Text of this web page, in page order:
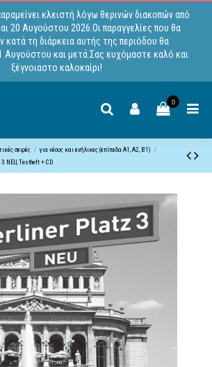
κλειστή λόγω θερινών διακοπών από
20 Αυγούστου 2026.Οι παραγγελίες που θα
τη διάρκεια αυτής της περιόδου θα
Αυγούστου και μετά.Σας ευχόμαστε καλό και
ξέγνοιαστο καλοκαίρι!
0
σειρές
για νέους και ενήλικες (επίπεδα A1, Α2, B1)
NEU, Testheft + CD